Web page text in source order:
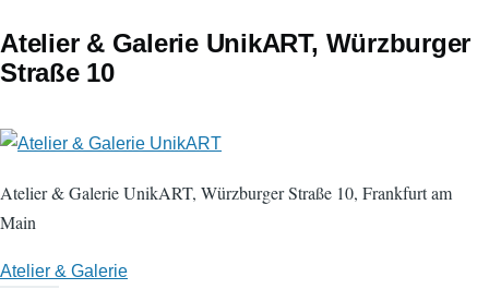
Atelier & Galerie UnikART, Würzburger
Straße 10
Atelier & Galerie UnikART, Würzburger Straße 10, Frankfurt am
Main
Atelier & Galerie